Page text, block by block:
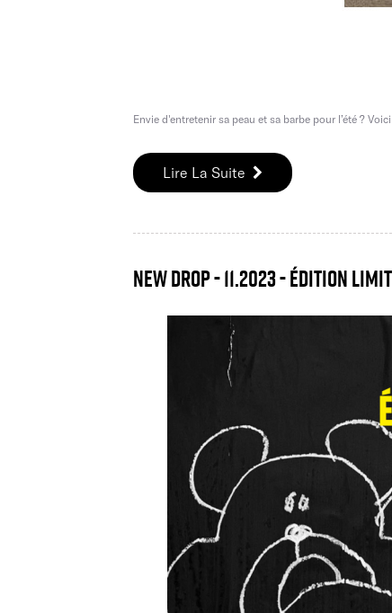
Envie d'entretenir sa peau et sa barbe pour l’été ?
Lire La Suite
NEW DROP - 11.2023 - ÉDITION